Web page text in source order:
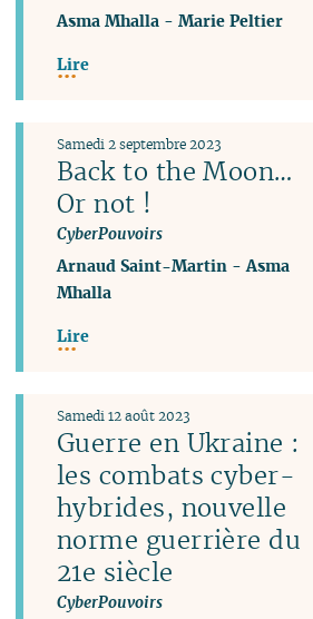
Asma Mhalla -Marie Peltier
Lire
Back to the Moon…
Or not !
CyberPouvoirs
Samedi 2 septembre 2023
Arnaud Saint-Martin -Asma
Mhalla
Lire
Guerre en Ukraine :
les combats cyber-
hybrides, nouvelle
norme guerrière du
21e siècle
CyberPouvoirs
Samedi 12 août 2023